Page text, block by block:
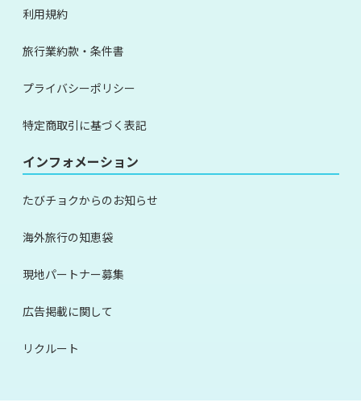
利用規約
旅行業約款・条件書
プライバシーポリシー
特定商取引に基づく表記
インフォメーション
たびチョクからのお知らせ
海外旅行の知恵袋
現地パートナー募集
広告掲載に関して
リクルート